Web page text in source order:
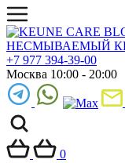
+7 977 394-39-00
Москва 10:00 - 20:00
0